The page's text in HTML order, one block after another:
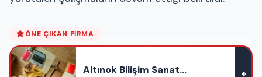
ÖNE ÇIKAN FIRMA
Altınok Bilişim Sanat